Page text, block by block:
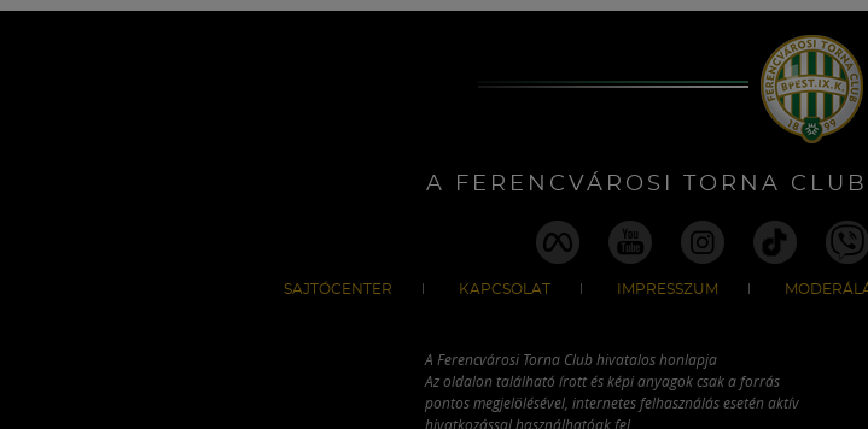
A FERENCVÁROSI TORNA
SAJTÓCENTER KAPCSOLAT IMPRESSZUM
A Ferencvárosi Torna Club hivatalos honlapja
Az oldalon található írott és képi anyagok csak a forrás
pontos megjelölésével, internetes felhasználás esetén aktív
hivatkozással használhatóak fel.